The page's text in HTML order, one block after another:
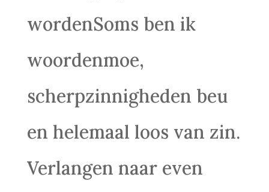
wordenSoms ben ik
woordenmoe,
scherpzinnigheden beu
en helemaal loos van zin.
Verlangen naar even